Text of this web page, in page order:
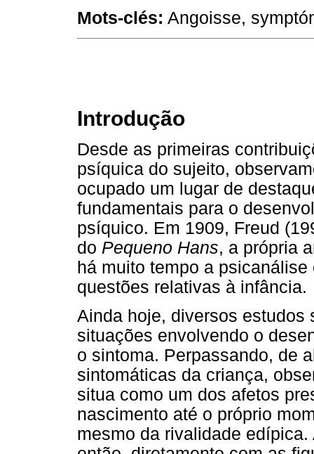
Mots-clés: Angoisse,
Introdução
Desde as primeiras
psíquica do sujeito,
ocupado um lugar de
fundamentais para o
psíquico. Em 1909, Freud
do Pequeno Hans, a própria
há muito tempo a
questões relativas à infância.
Ainda hoje, diversos estudos
situações envolvendo o
o sintoma. Perpassando, de
sintomáticas da criança,
situa como um dos afetos
nascimento até o próprio
mesmo da rivalidade